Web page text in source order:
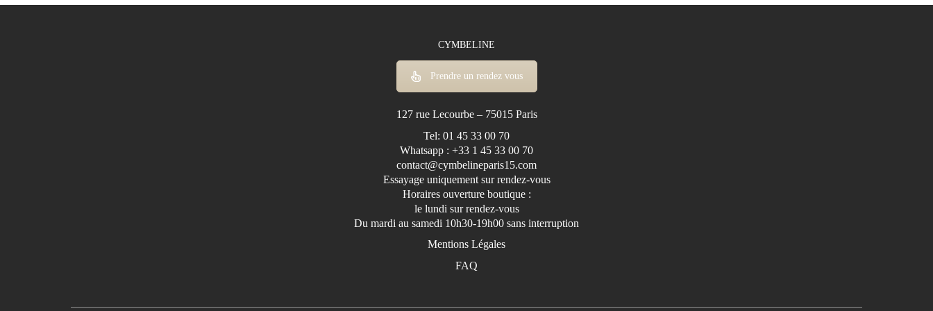
CYMBELINE
Prendre un rendez vous
127 rue Lecourbe – 75015 Paris
Tel: 01 45 33 00 70
Whatsapp : +33 1 45 33 00 70
contact@cymbelineparis15.com
Essayage uniquement sur rendez-vous
Horaires ouverture boutique :
le lundi sur rendez-vous
Du mardi au samedi 10h30-19h00 sans interruption
Mentions Légales
FAQ